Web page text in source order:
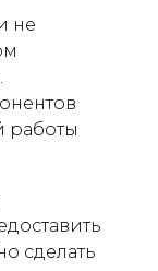
не
работы
сделать